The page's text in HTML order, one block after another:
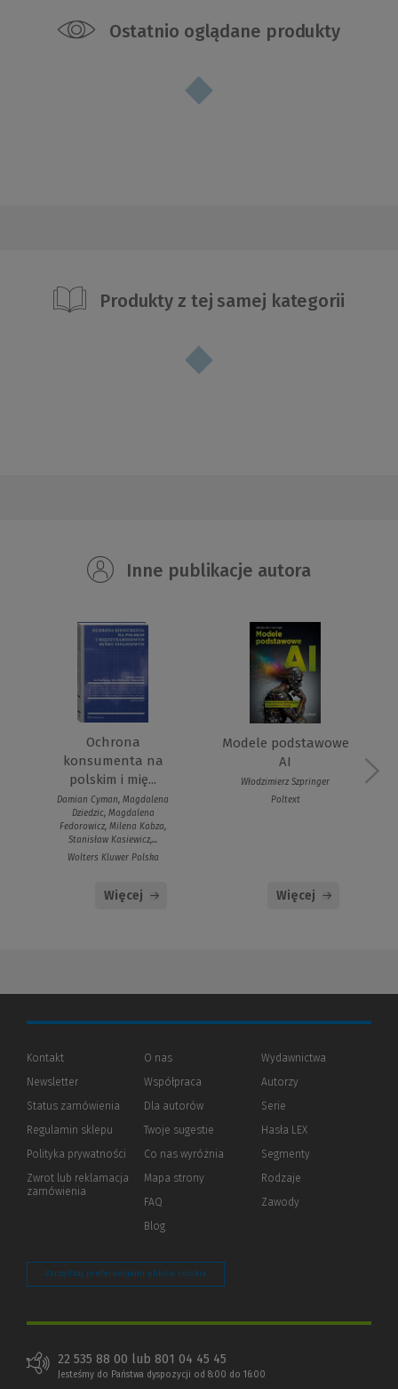
Ostatnio oglądane produkty
Produkty z tej samej kategorii
Inne publikacje autora
Ochrona
konsumenta na
polskim i mię...
Damian Cyman, Magdalena
Dziedzic, Magdalena
Fedorowicz, Milena Kabza,
Stanisław Kasiewicz,...
Wolters Kluwer Polska
Więcej
Modele podstawowe
AI
Włodzimierz Szpringer
Poltext
Więcej
Kontakt
Newsletter
Status zamówienia
Regulamin sklepu
Polityka prywatności (Nowe
(Link
innej
Zwrot lub reklamacja
zamówienia
O nas
Współpraca
Dla autorów(Nowe
(Link
innej
Twoje sugestie
Co nas wyróżnia
Mapa strony
FAQ
Blog
Wydawnictwa
Autorzy
Serie
Hasła LEX
Segmenty
Rodzaje
Zawody
Zarządzaj preferencjami plików cookie
22 535 88 00 lub 801 04 45 45
Jesteśmy do Państwa dyspozycji od 8:00 do 16:00